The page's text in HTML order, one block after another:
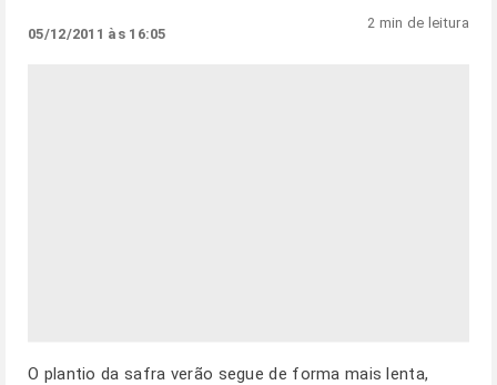
05/12/2011 às 16:05
2 min de leitura
O plantio da safra verão segue de forma mais lenta,